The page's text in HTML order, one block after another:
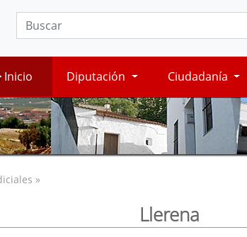
Inicio Diputación Ciudadanía
»
Llerena